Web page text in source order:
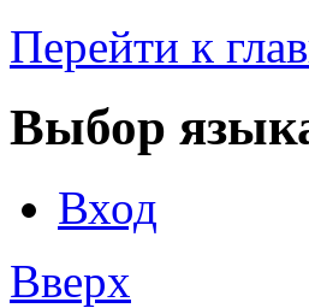
Перейти к
Выбор
Вход
Вверх